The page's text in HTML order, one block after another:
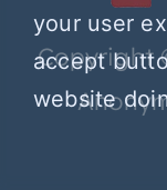
Copyright
your user
accept
website